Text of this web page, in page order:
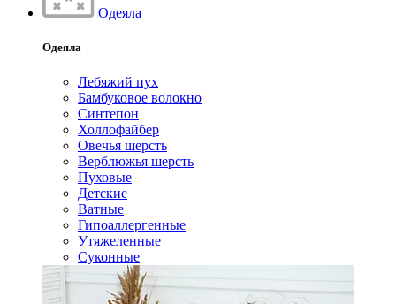
Одеяла
Одеяла
Лебяжий пух
Бамбуковое волокно
Синтепон
Холлофайбер
Овечья шерсть
Верблюжья шерсть
Пуховые
Детские
Ватные
Гипоаллергенные
Утяжеленные
Суконные